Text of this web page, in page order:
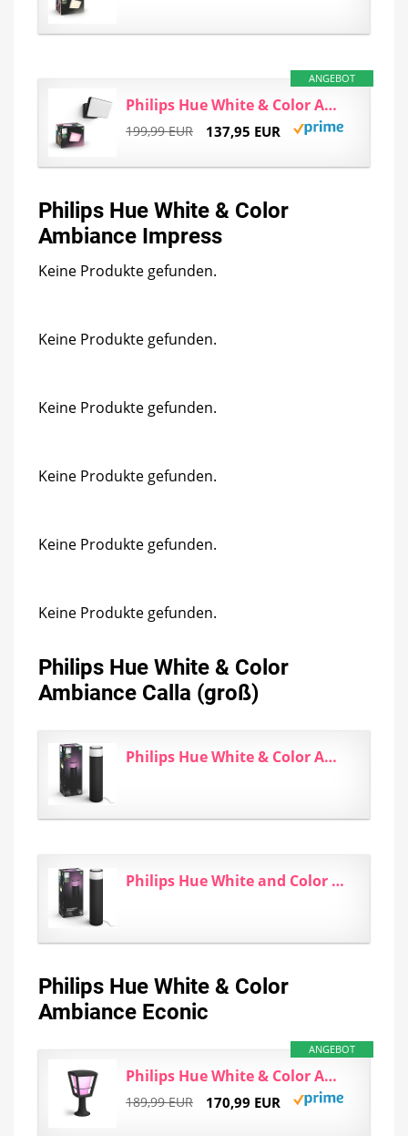
ANGEBOT
Philips Hue White & Color Ambiance Discover Outdoor Flutlicht (2.250 lm), dimmbare Wandleuchte für...
199,99 EUR 137,95 EUR
Philips Hue White & Color
Ambiance Impress
Keine Produkte gefunden.
Keine Produkte gefunden.
Keine Produkte gefunden.
Keine Produkte gefunden.
Keine Produkte gefunden.
Keine Produkte gefunden.
Philips Hue White & Color
Ambiance Calla (groß)
Philips Hue White & Color Ambiance Calla Erweiterung für den Aussenbereich schwarz 350lm, dimmbar...
Philips Hue White and Color Ambiance LED Calla Basis - Set, für den Aussenbereich, dimmbar, bis zu...
Philips Hue White & Color
Ambiance Econic
ANGEBOT
Philips Hue White & Color Ambiance Econic Sockelleuchte für den Aussenbereich schwarz 1040lm...
189,99 EUR 170,99 EUR